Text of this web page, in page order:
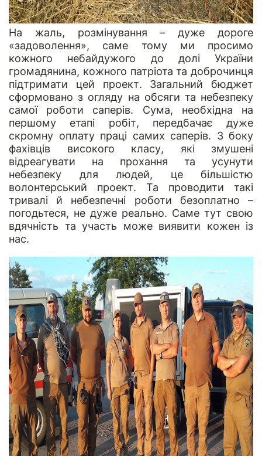
На жаль, розмінування – дуже дороге
«задоволення», саме тому ми просимо
кожного небайдужого до долі України
громадянина, кожного патріота та доброчинця
підтримати цей проект. Загальний бюджет
сформовано з огляду на обсяги та небезпеку
самої роботи саперів. Сума, необхідна на
першому етапі робіт, передбачає дуже
скромну оплату праці самих саперів. З боку
фахівців високого класу, які змушені
відреагувати на прохання та усунути
небезпеку для людей, це більшістю
волонтерський проект. Та проводити такі
тривалі й небезпечні роботи безоплатно –
погодьтеся, не дуже реально. Саме тут свою
вдячність та участь може виявити кожен із
нас.